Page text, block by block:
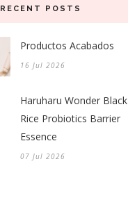
RECENT POSTS
Productos Acabados
16 Jul 2026
Haruharu Wonder Black
Rice Probiotics Barrier
Essence
07 Jul 2026